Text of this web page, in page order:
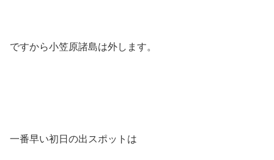
ですから小笠原諸島は外します。
一番早い初日の出スポットは